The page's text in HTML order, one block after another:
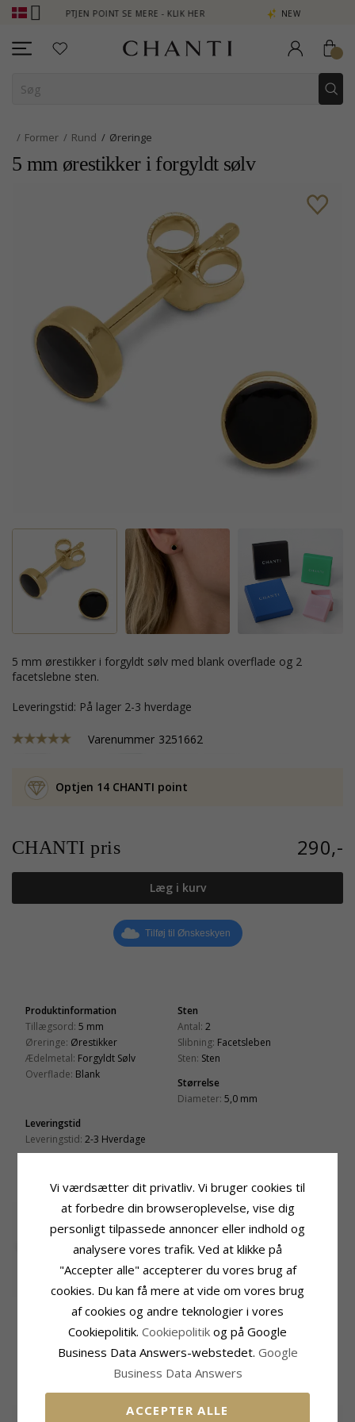
POINT SE MERE - KLIK HER NEW COLLECTION | AURA
Former Rund Øreringe
5 mm ørestikker i forgyldt sølv
5 mm ørestikker i forgyldt sølv med blank overflade og 2
facetslebne sten.
Leveringstid: På lager 2-3 hverdage
Varenummer 3251662
Optjen 14 CHANTI point
CHANTI pris 290,-
Læg i kurv
Tilføj til Ønskeskyen
Produktinformation
Tillægsord: 5 mm
Øreringe: Ørestikker
Ædelmetal: Forgyldt Sølv
Overflade: Blank
Sten
Antal: 2
Slibning: Facetsleben
Sten: Sten
Størrelse
Diameter: 5,0 mm
Leveringstid
Leveringstid: 2-3 Hverdage
RELATEREDE PRODUKTER
7 mm zirkon
ørestikker i forgyldt
6,5 mm akvamarin
ørestikker i forgyldt
sølv - Loom Stones
CHANTI pris
Små ørestikker i
forgyldt sølv - Little
Ones
KUNDER DER HAR KØBT DENNE HAR
OGSÁ KØBT
Vi værdsætter dit privatliv. Vi bruger cookies til
at forbedre din browseroplevelse, vise dig
personligt tilpassede annoncer eller indhold og
analysere vores trafik. Ved at klikke på
"Accepter alle" accepterer du vores brug af
cookies. Du kan få mere at vide om vores brug
af cookies og andre teknologier i vores
Cookiepolitik. Cookiepolitik og på Google
Business Data Answers-webstedet. Google
Business Data Answers
ACCEPTER ALLE